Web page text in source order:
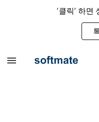
Skip to main content
'클릭' 하면